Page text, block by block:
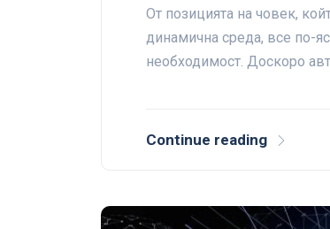
От позицията на човек,
динамична среда, все по-
необходимост. Доскоро
Continue reading